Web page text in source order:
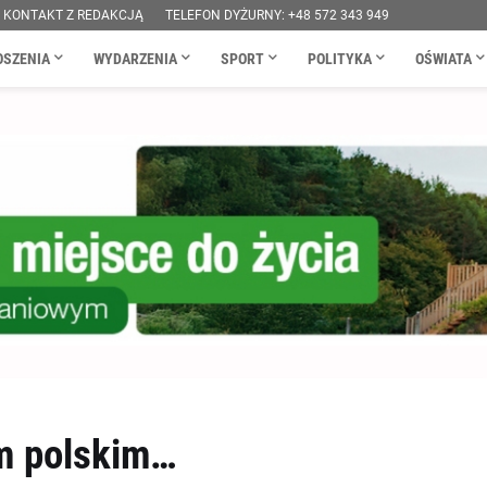
KONTAKT Z REDAKCJĄ TELEFON DYŻURNY: +48 572 343 949
WYDARZENIA SPORT POLITYKA OŚWIATA
polskim…